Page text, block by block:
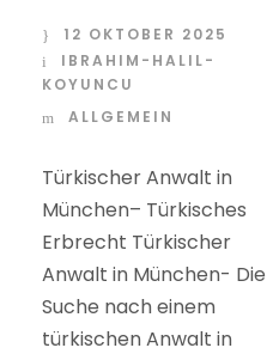
12 OKTOBER 2025
IBRAHIM-HALIL-
KOYUNCU
ALLGEMEIN
Türkischer Anwalt in
München– Türkisches
Erbrecht Türkischer
Anwalt in München- Die
Suche nach einem
türkischen Anwalt in